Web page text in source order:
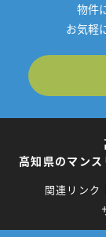
物件
お気軽
高知県のマン
関連リンク